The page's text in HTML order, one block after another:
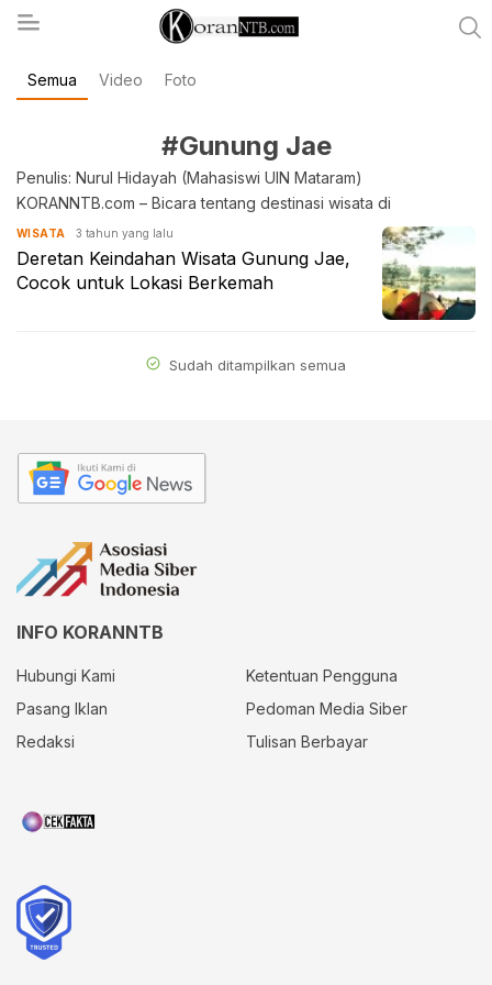
koranntb.com
Semua Video Foto
#Gunung Jae
Penulis: Nurul Hidayah (Mahasiswi UIN Mataram)
KORANNTB.com – Bicara tentang destinasi wisata di
WISATA 3 tahun yang lalu
Deretan Keindahan Wisata Gunung Jae,
Cocok untuk Lokasi Berkemah
Sudah ditampilkan semua
INFO KORANNTB
Hubungi Kami
Ketentuan Pengguna
Pasang Iklan
Pedoman Media Siber
Redaksi
Tulisan Berbayar